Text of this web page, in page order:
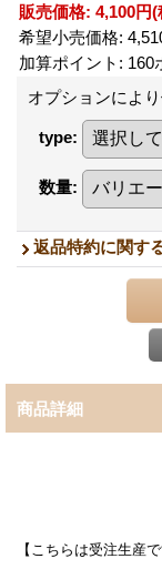
販売価格: 4,100円(
希望小売価格:
加算ポイント: 160
オプションによ
type:
数量:
返品特約に関す
商品詳細
【こちらは受注生産